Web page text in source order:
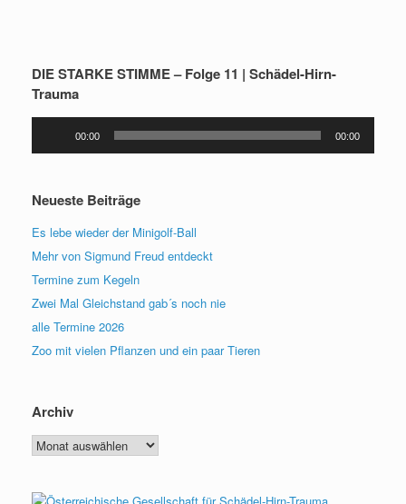
DIE STARKE STIMME – Folge 11 | Schädel-Hirn-
Trauma
00:00 00:00
Neueste Beiträge
Es lebe wieder der Minigolf-Ball
Mehr von Sigmund Freud entdeckt
Termine zum Kegeln
Zwei Mal Gleichstand gab´s noch nie
alle Termine 2026
Zoo mit vielen Pflanzen und ein paar Tieren
Archiv
Archiv